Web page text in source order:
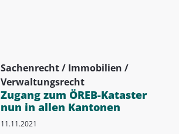
Sachenrecht / Immobilien /
Verwaltungsrecht
Zugang zum ÖREB-Kataster
nun in allen Kantonen
11.11.2021